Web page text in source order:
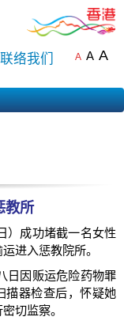
联络我们 A A A
教所
）成功堵截一名女性
进入惩教院所。
日因贩运危险药物罪
描器检查后，怀疑她
切监察。